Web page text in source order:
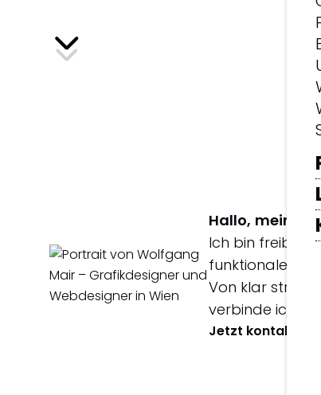
Hallo, mein
Ich bin
funktionale
Von klar
verbinde ich
Jetzt